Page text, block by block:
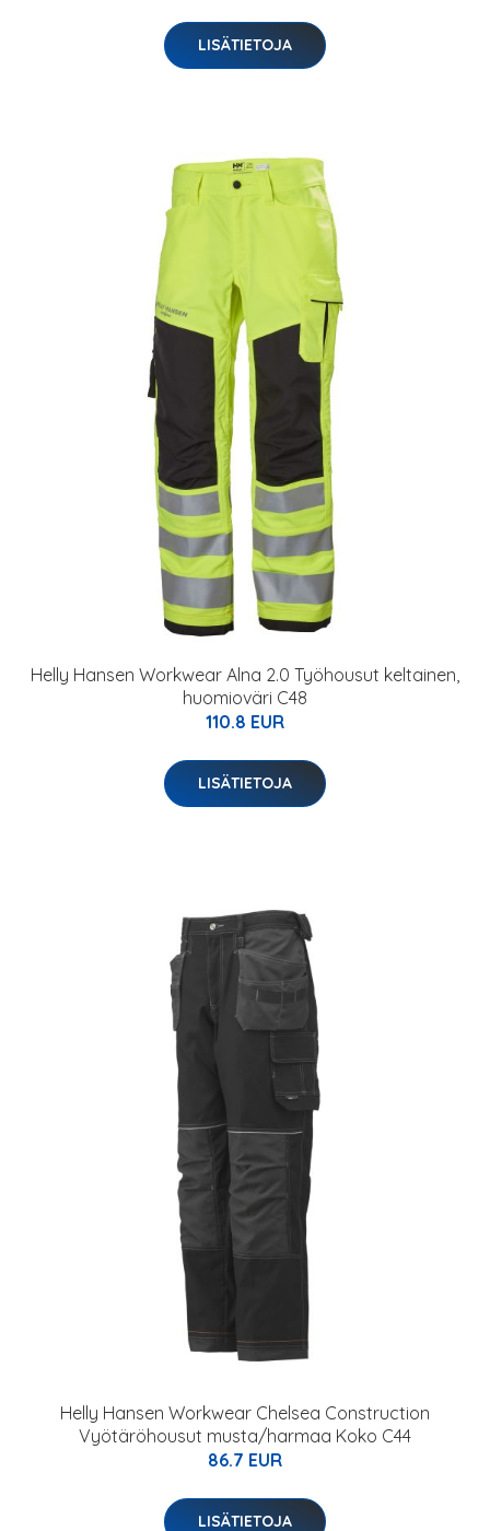
LISÄTIETOJA
Helly Hansen Workwear Alna 2.0 Työhousut keltainen,
huomioväri C48
110.8 EUR
LISÄTIETOJA
Helly Hansen Workwear Chelsea Construction
Vyötäröhousut musta/harmaa Koko C44
86.7 EUR
LISÄTIETOJA